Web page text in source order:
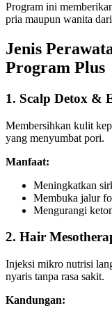
Program ini
pria maupun wanita
Jenis
Program Plus
1. Scalp Detox &
Membersihkan kulit
yang menyumbat pori.
Manfaat:
Meningkatkan
Membuka jalur
Mengurangi
2. Hair
Injeksi mikro nutrisi
nyaris tanpa rasa sakit.
Kandungan: